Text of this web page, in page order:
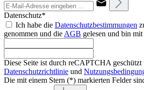
Datenschutz*
Ich habe die Datenschutzbestimmungen
genommen und die AGB gelesen und bin
Diese Seite ist durch reCAPTCHA geschützt
Datenschutzrichtlinie und
Die mit einem Stern (*) markierten Felder